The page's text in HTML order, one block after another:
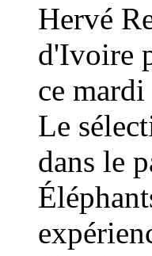
Hervé
d'Ivoire
ce
Le
dans le